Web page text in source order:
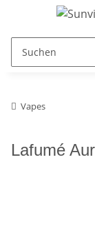
Vapes
Lafumé